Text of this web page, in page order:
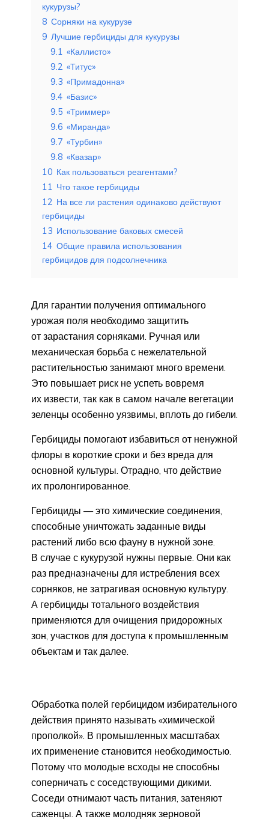
кукурузы?
8 Сорняки на кукурузе
9 Лучшие гербициды для кукурузы
9.1 «Каллисто»
9.2 «Титус»
9.3 «Примадонна»
9.4 «Базис»
9.5 «Триммер»
9.6 «Миранда»
9.7 «Турбин»
9.8 «Квазар»
10 Как пользоваться реагентами?
11 Что такое гербициды
12 На все ли растения одинаково действуют
гербициды
13 Использование баковых смесей
14 Общие правила использования
гербицидов для подсолнечника
Для гарантии получения оптимального
урожая поля необходимо защитить
от зарастания сорняками. Ручная или
механическая борьба с нежелательной
растительностью занимают много времени.
Это повышает риск не успеть вовремя
их извести, так как в самом начале вегетации
зеленцы особенно уязвимы, вплоть до гибели.
Гербициды помогают избавиться от ненужной
флоры в короткие сроки и без вреда для
основной культуры. Отрадно, что действие
их пролонгированное.
Гербициды — это химические соединения,
способные уничтожать заданные виды
растений либо всю фауну в нужной зоне.
В случае с кукурузой нужны первые. Они как
раз предназначены для истребления всех
сорняков, не затрагивая основную культуру.
А гербициды тотального воздействия
применяются для очищения придорожных
зон, участков для доступа к промышленным
объектам и так далее.
Обработка полей гербицидом избирательного
действия принято называть «химической
прополкой». В промышленных масштабах
их применение становится необходимостью.
Потому что молодые всходы не способны
соперничать с соседствующими дикими.
Соседи отнимают часть питания, затеняют
саженцы. А также молодняк зерновой